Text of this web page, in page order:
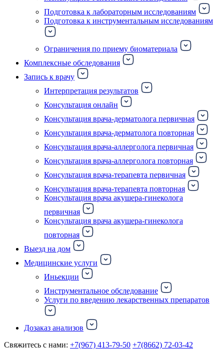
Подготовка к лабораторным исследованиям
Подготовка к инструментальным исследованиям
Ограничения по приему биоматериала
Комплексные обследования
Запись к врачу
Интерпретация результатов
Консультация онлайн
Консультация врача-дерматолога первичная
Консультация врача-дерматолога повторная
Консультация врача-аллерголога первичная
Консультация врача-аллерголога повторная
Консультация врача-терапевта первичная
Консультация врача-терапевта повторная
Консультация врача акушера-гинеколога
первичная
Консультация врача акушера-гинеколога
повторная
Выезд на дом
Медицинские услуги
Иньекции
Инструментальное обследование
Услуги по введению лекарственных препаратов
Дозаказ анализов
Свяжитесь с нами: +7(967) 413-79-50 +7(8662) 72-03-42